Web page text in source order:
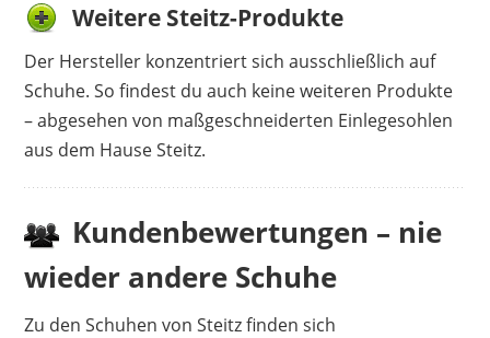
Weitere Steitz-Produkte
Der Hersteller konzentriert sich ausschließlich auf
Schuhe. So findest du auch keine weiteren Produkte
– abgesehen von maßgeschneiderten Einlegesohlen
aus dem Hause Steitz.
Kundenbewertungen – nie
wieder andere Schuhe
Zu den Schuhen von Steitz finden sich